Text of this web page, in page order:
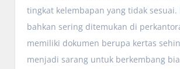
tingkat kelembapan yang tidak sesuai.
bahkan sering ditemukan di
memiliki dokumen berupa kertas
menjadi sarang untuk berkembang